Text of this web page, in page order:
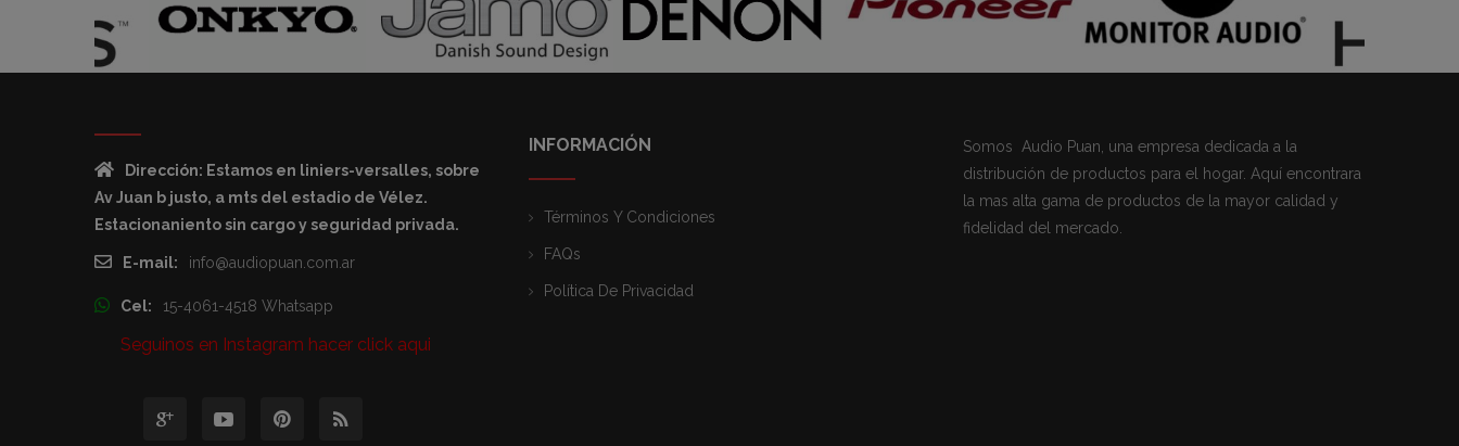
Dirección: Estamos en liniers-versalles, sobre
Av Juan b justo, a mts del estadio de Vélez.
Estacionaniento sin cargo y seguridad privada.
E-mail: info@audiopuan.com.ar
Cel: 15-4061-4518 Whatsapp
Seguinos en Instagram hacer click aqui
INFORMACIÓN
Términos Y Condiciones
FAQs
Política De Privacidad
Somos Audio Puan, una empresa dedicada a la
distribución de productos para el hogar. Aquí encontrara
la mas alta gama de productos de la mayor calidad y
fidelidad del mercado.